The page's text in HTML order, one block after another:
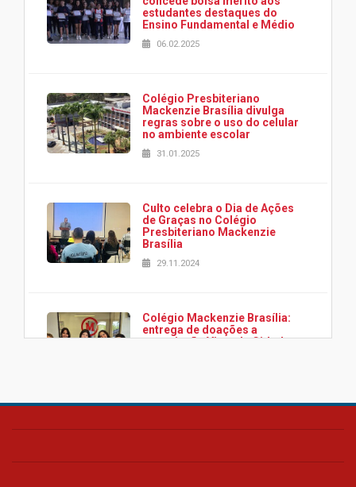
estudantes destaques do
Ensino Fundamental e Médio
06.02.2025
Colégio Presbiteriano
Mackenzie Brasília divulga
regras sobre o uso do celular
no ambiente escolar
31.01.2025
Culto celebra o Dia de Ações
de Graças no Colégio
Presbiteriano Mackenzie
Brasília
29.11.2024
Colégio Mackenzie Brasília:
entrega de doações a
associação Viver da Cidade
Colégio Presbiteriano
os funcionários